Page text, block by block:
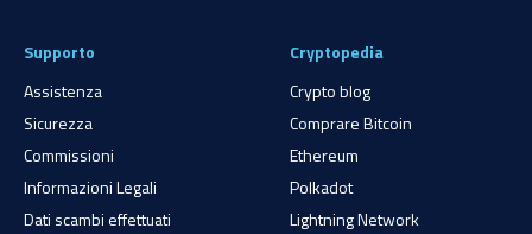
Supporto
Assistenza
Sicurezza
Commissioni
Informazioni Legali
Dati scambi effettuati
Cryptopedia
Crypto blog
Comprare Bitcoin
Ethereum
Polkadot
Lightning Network